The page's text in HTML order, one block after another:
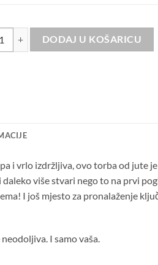
ručke količinaDODAJ U KOŠARICU
i vrlo izdržljiva, ovo torba od jute
više stvari nego to na prvi
I još mjesto za pronalaženje
I samo vaša.